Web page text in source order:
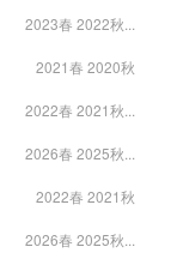
2023春 2022秋...
2021春 2020秋
2022春 2021秋...
2026春 2025秋...
2022春 2021秋
2026春 2025秋...